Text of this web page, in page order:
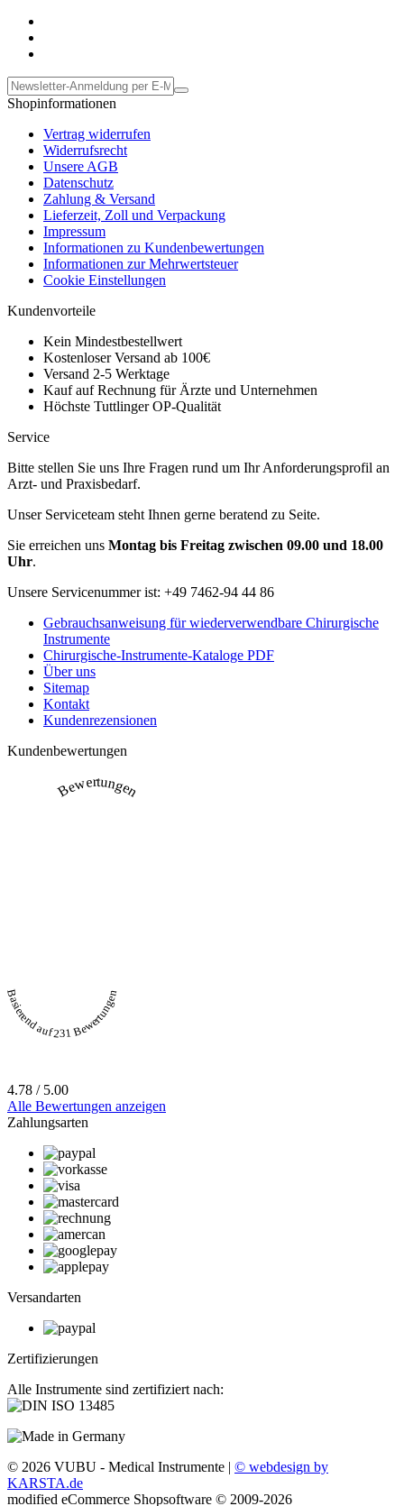
Shopinformationen
Vertrag widerrufen
Widerrufsrecht
Unsere AGB
Datenschutz
Zahlung & Versand
Lieferzeit, Zoll und Verpackung
Impressum
Informationen zu Kundenbewertungen
Informationen zur Mehrwertsteuer
Cookie Einstellungen
Kundenvorteile
Kein Mindestbestellwert
Kostenloser Versand ab 100€
Versand 2-5 Werktage
Kauf auf Rechnung für Ärzte und Unternehmen
Höchste Tuttlinger OP-Qualität
Service
Bitte stellen Sie uns Ihre Fragen rund um Ihr Anforderungsprofil an
Arzt- und Praxisbedarf.
Unser Serviceteam steht Ihnen gerne beratend zu Seite.
Sie erreichen uns Montag bis Freitag zwischen 09.00 und 18.00
Uhr.
Unsere Servicenummer ist: +49 7462-94 44 86
Gebrauchsanweisung für wiederverwendbare Chirurgische
Instrumente
Chirurgische-Instrumente-Kataloge PDF
Über uns
Sitemap
Kontakt
Kundenrezensionen
Kundenbewertungen
Bewertungen
Basierend auf 231 Bewertungen
4.78 / 5.00
Alle Bewertungen anzeigen
Zahlungsarten
Versandarten
Zertifizierungen
Alle Instrumente sind zertifiziert nach:
© 2026 VUBU - Medical Instrumente | © webdesign by
KARSTA.de
modified eCommerce Shopsoftware © 2009-2026